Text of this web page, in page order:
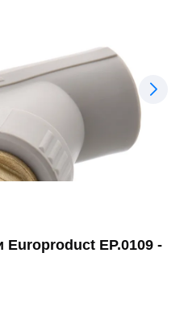
Europroduct EP.0109 -